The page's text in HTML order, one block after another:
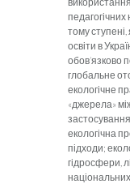
тому
освіти в
обов’язково
глобальне
екологічне
«джерела»
екологічна
підходи;
гідросфери,